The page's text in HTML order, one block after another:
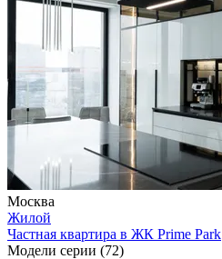
Москва
Жилой
Частная квартира в ЖК Prime Park
Модели серии (72)